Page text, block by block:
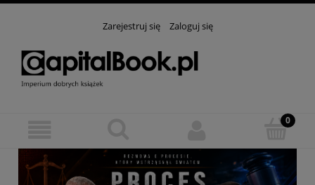
Zarejestruj się Zaloguj się